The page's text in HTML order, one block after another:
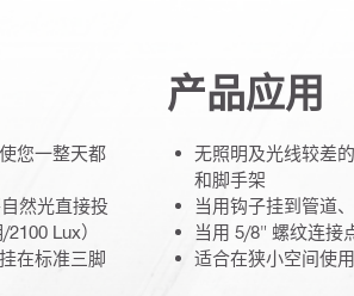
您一整天都
然光直接投
Lux）
在标准三脚
产品应用
无照明及光线较差
和脚手架
当用钩子挂到管道
当用 5/8" 螺纹连接
适合在狭小空间使